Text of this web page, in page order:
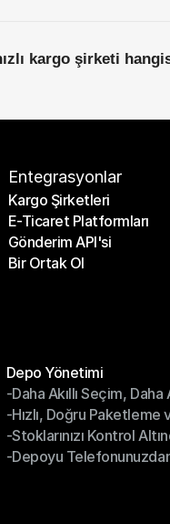
kargo şirketi
Entegrasyonlar
Kargo Şirketleri
Kargo Şirketleri
E-Ticaret Platformları
E-Ticaret Platformları
Gönderim API'si
Gönderim API'si
Bir Ortak Ol
Depo Yönetimi
Depo Yönetimi
-Daha Akıllı Seçim, Daha
-Daha Akıllı Seçim,
-Hızlı, Doğru Paketleme
-Hızlı, Doğru Paketleme
-Stoklarınızı Kontrol
-Stoklarınızı Kontrol
-Depoyu